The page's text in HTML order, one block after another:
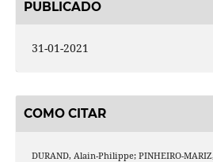
PUBLICADO
31-01-2021
COMO CITAR
DURAND, Alain-Philippe; PINHEIRO-